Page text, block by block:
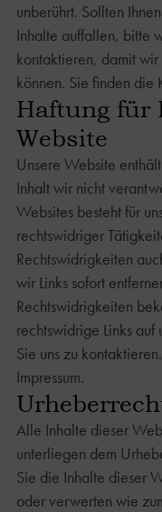
unberührt. Sollten
Inhalte auffallen, bitte
kontaktieren, damit
können. Sie finden die
Haftung für
Website
Unsere Website
Inhalt wir nicht
Websites besteht für
rechtswidriger
Rechtswidrigkeiten
wir Links sofort
Rechtswidrigkeiten
rechtswidrige Links
Sie uns zu
Impressum.
Alle Inhalte dieser
unterliegen dem
Sie die Inhalte dieser
oder verwerten wie